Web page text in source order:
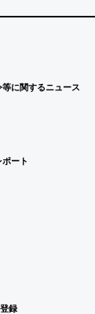
に関するニュース
ート
録